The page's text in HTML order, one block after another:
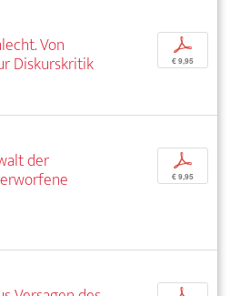
Von
Diskurskritik
p
€ 9,95
der
p
€ 9,95